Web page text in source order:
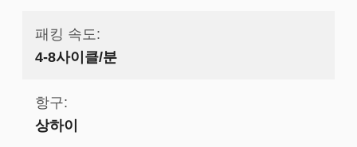
패킹 속도:
4-8사이클/분
항구:
상하이